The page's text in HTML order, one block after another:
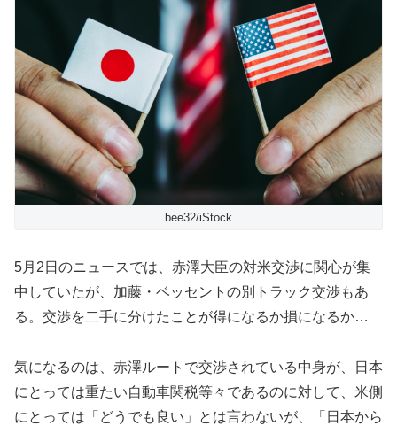
bee32/iStock
5月2日のニュースでは、赤澤大臣の対米交渉に関心が集
中していたが、加藤・ベッセントの別トラック交渉もあ
る。交渉を二手に分けたことが得になるか損になるか…
気になるのは、赤澤ルートで交渉されている中身が、日本
にとっては重たい自動車関税等々であるのに対して、米側
にとっては「どうでも良い」とは言わないが、「日本から